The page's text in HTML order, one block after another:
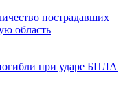
пострадавших
область
при ударе БПЛА